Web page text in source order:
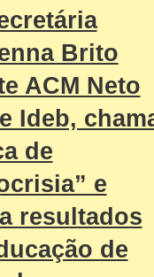
Brito
ACM Neto
Ideb,
de
e
resultados
de